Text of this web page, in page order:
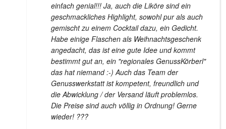
einfach genial!!! Ja, auch die Liköre sind ein
geschmackliches Highlight, sowohl pur als auch
gemischt zu einem Cocktail dazu, ein Gedicht.
Habe einige Flaschen als Weihnachtsgeschenk
angedacht, das ist eine gute Idee und kommt
bestimmt gut an, ein "regionales GenussKörberl"
das hat niemand :-) Auch das Team der
Genusswerkstatt ist kompetent, freundlich und
die Abwicklung / der Versand läuft problemlos.
Die Preise sind auch völlig in Ordnung! Gerne
wieder! ???